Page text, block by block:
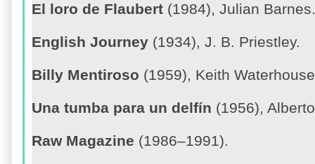
El loro de Flaubert (1984), Julian Barnes.
English Journey (1934), J. B. Priestley.
Billy Mentiroso (1959), Keith
Una tumba para un delfín (1956),
Raw Magazine (1986–1991).